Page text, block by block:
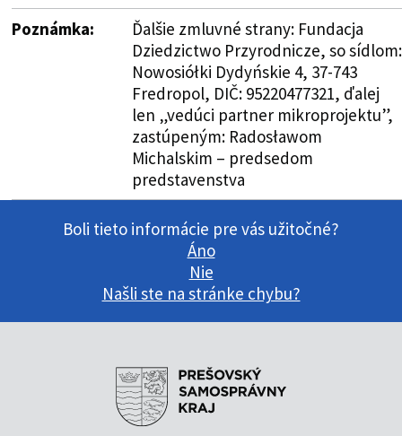
Poznámka:
Ďalšie zmluvné strany: Fundacja
Dziedzictwo Przyrodnicze, so sídlom:
Nowosiółki Dydyńskie 4, 37-743
Fredropol, DIČ: 95220477321, ďalej
len „vedúci partner mikroprojektu”,
zastúpeným: Radosławom
Michalskim – predsedom
predstavenstva
Boli tieto informácie pre vás užitočné?
Áno
Nie
Našli ste na stránke chybu?